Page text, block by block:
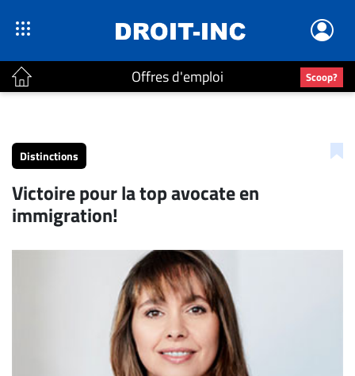
Offres d'emploi Scoop?
Accueil
Continu
Nominations
Bureaux
Distinctions
Victoire pour la top avocate en
immigration!